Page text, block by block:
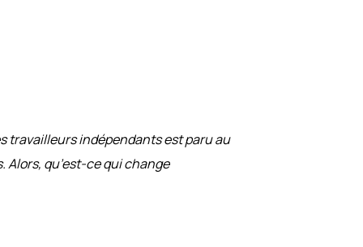
travailleurs indépendants est paru au
Alors, qu’est-ce qui change